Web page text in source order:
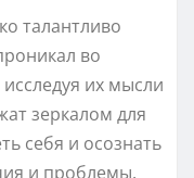
талантливо
во
их мысли
зеркалом для
себя и осознать
и проблемы.